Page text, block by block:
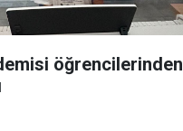
öğrencilerinden